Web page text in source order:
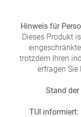
Hinweis für
Dieses Produkt
trotzdem Ihren
erfragen
Stand
TUI informiert: